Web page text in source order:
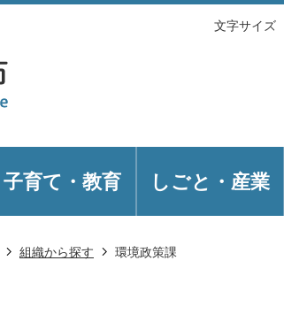
文字サイズ
子育て・教育 しごと・産業
組織から探す 環境政策課